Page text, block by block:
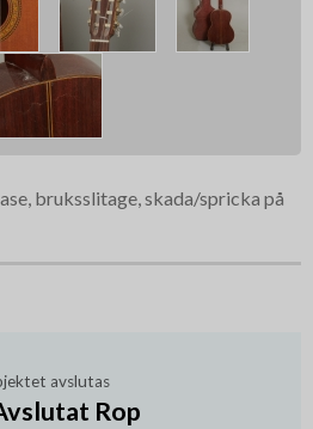
bruksslitage, skada/spricka på
avslutas
Rop